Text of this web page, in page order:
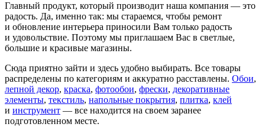
Главный продукт, который производит наша компания — это
радость. Да, именно так: мы стараемся, чтобы ремонт
и обновление интерьера приносили Вам только радость
и удовольствие. Поэтому мы приглашаем Вас в светлые,
большие и красивые магазины.
Сюда приятно зайти и здесь удобно выбирать. Все товары
распределены по категориям и аккуратно расставлены. Обои,
лепной декор, краска, фотообои, фрески, декоративные
элементы, текстиль, напольные покрытия, плитка, клей
и инструмент — все находится на своем заранее
подготовленном месте.